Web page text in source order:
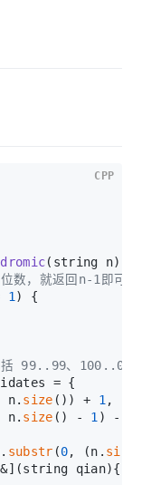
(string n)
数，就返回n-1即可
1 ) {
99..99、100..001、
= {
n. size ()) + 1 ,
n. size () - 1 ) -
substr (0, (n. size
qian){
CPP